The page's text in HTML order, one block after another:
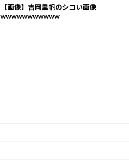
【画像】吉岡里帆のシコい画像
wwwwwwwwwww